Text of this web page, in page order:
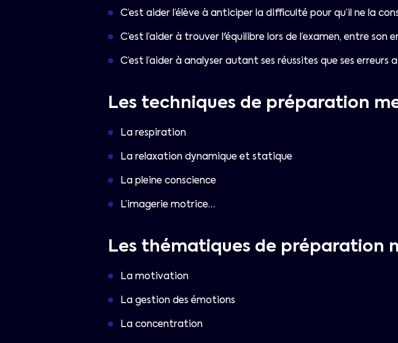
C’est aider l’élève à anticiper la difficulté pour qu’il ne la
C’est l’aider à trouver l'équilibre lors de l’examen, entre
C’est l’aider à analyser autant ses réussites que ses erreurs
Les techniques de préparation
La respiration
La relaxation dynamique et statique
La pleine conscience
L’imagerie motrice…
Les thématiques de préparation
La motivation
La gestion des émotions
La concentration